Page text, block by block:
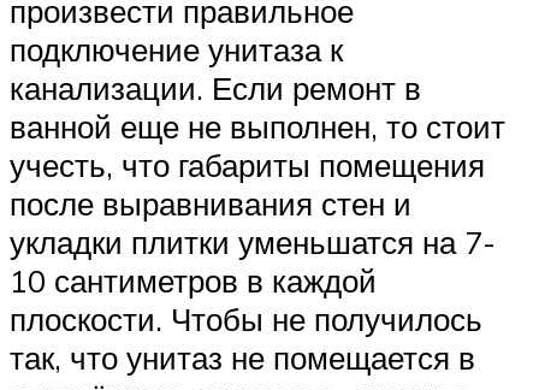
произвести правильное
подключение унитаза к
канализации. Если ремонт в
ванной еще не выполнен, то стоит
учесть, что габариты помещения
после выравнивания стен и
укладки плитки уменьшатся на 7-
10 сантиметров в каждой
плоскости. Чтобы не получилось
так, что унитаз не помещается в